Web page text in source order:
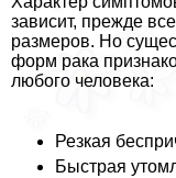
зависит, прежде
размеров. Но
форм paка
любого человека:
Резкая
Быстрая